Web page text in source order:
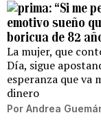
“Si me
emotivo sueño
boricua de 82
La mujer, que
Día, sigue
esperanza que va
dinero
Por Andrea